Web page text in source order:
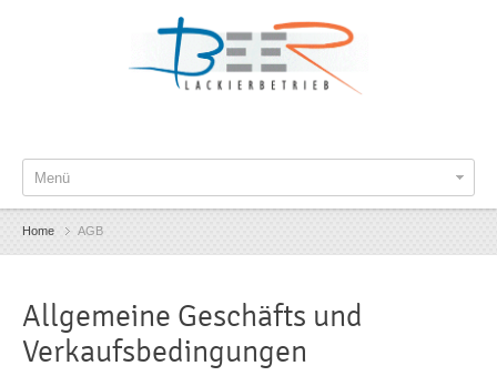
Menü
Home AGB
Allgemeine Geschäfts und
Verkaufsbedingungen